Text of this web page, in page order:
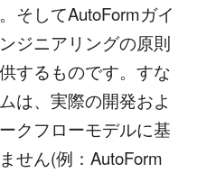
そしてAutoFormガイ
ジニアリングの原則
するものです。すな
は、実際の開発およ
クフローモデルに基
せん(例：AutoForm